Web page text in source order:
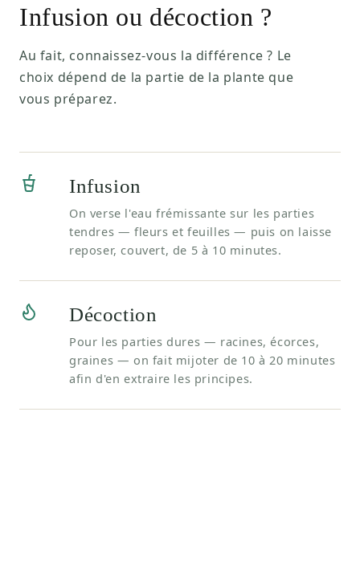
Infusion ou décoction ?
Au fait, connaissez-vous la différence ? Le
choix dépend de la partie de la plante que
vous préparez.
Infusion
On verse l'eau frémissante sur les parties
tendres — fleurs et feuilles — puis on laisse
reposer, couvert, de 5 à 10 minutes.
Décoction
Pour les parties dures — racines, écorces,
graines — on fait mijoter de 10 à 20 minutes
afin d'en extraire les principes.